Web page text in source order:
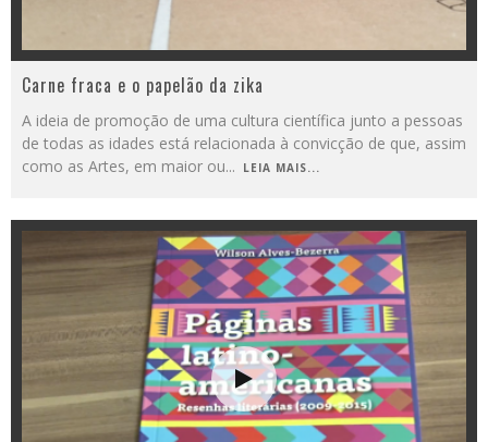
Carne fraca e o papelão da zika
A ideia de promoção de uma cultura científica junto a pessoas
de todas as idades está relacionada à convicção de que, assim
como as Artes, em maior ou... LEIA MAIS...